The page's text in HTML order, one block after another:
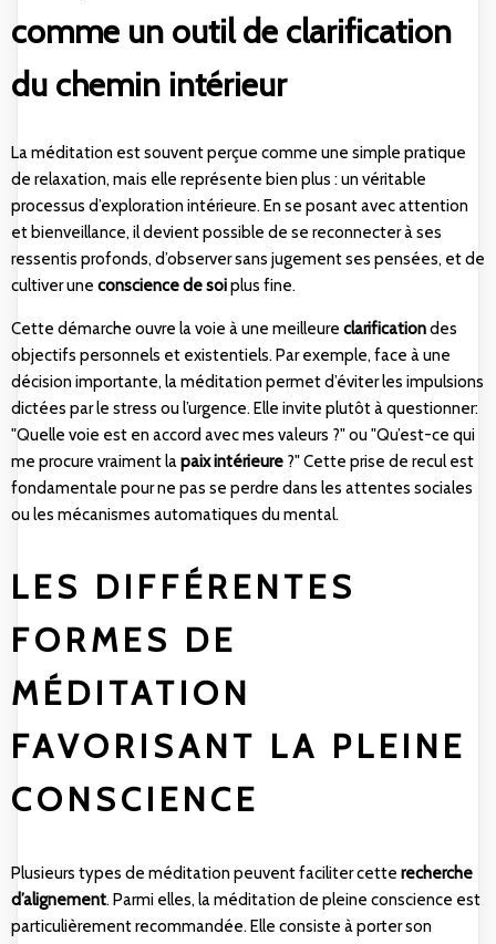
comme un outil de clarification
du chemin intérieur
La méditation est souvent perçue comme une simple pratique
de relaxation, mais elle représente bien plus : un véritable
processus d’exploration intérieure. En se posant avec attention
et bienveillance, il devient possible de se reconnecter à ses
ressentis profonds, d’observer sans jugement ses pensées, et de
cultiver une conscience de soiplus fine.
Cette démarche ouvre la voie à une meilleure clarificationdes
objectifs personnels et existentiels. Par exemple, face à une
décision importante, la méditation permet d’éviter les impulsions
dictées par le stress ou l’urgence. Elle invite plutôt à questionner:
"Quelle voie est en accord avec mes valeurs ?" ou "Qu’est-ce qui
me procure vraiment lapaix intérieure ?" Cette prise de recul est
fondamentale pour ne pas se perdre dans les attentes sociales
ou les mécanismes automatiques du mental.
LES DIFFÉRENTES
FORMES DE
MÉDITATION
FAVORISANT LA PLEINE
CONSCIENCE
Plusieurs types de méditation peuvent faciliter cette recherche
d’alignement. Parmi elles, la méditation de pleine conscience est
particulièrement recommandée. Elle consiste à porter son